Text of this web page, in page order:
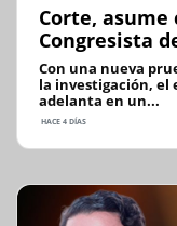
Corte, asume
Congresista
Con una nueva
la investigación, el
adelanta en un...
HACE 4 DÍAS